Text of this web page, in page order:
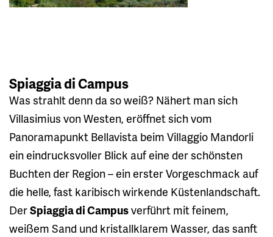
Spiaggia di Campus
Was strahlt denn da so weiß? Nähert man sich
Villasimius von Westen, eröffnet sich vom
Panoramapunkt Bellavista beim Villaggio Mandorli
ein eindrucksvoller Blick auf eine der schönsten
Buchten der Region – ein erster Vorgeschmack auf
die helle, fast karibisch wirkende Küstenlandschaft.
DerSpiaggia di Campusverführt mit feinem,
weißem Sand und kristallklarem Wasser, das sanft